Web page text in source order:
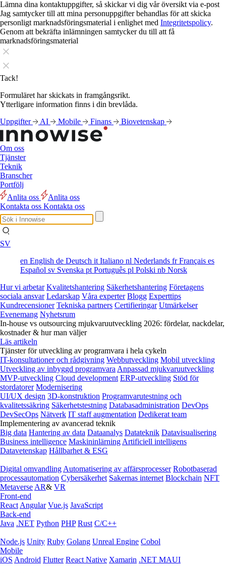
Lämna dina kontaktuppgifter, så skickar vi dig vår översikt via e-post
Jag samtycker till att mina personuppgifter behandlas för att skicka
personligt marknadsföringsmaterial i enlighet med Integritetspolicy.
Genom att bekräfta inlämningen samtycker du till att få
marknadsföringsmaterial
Tack!
Formuläret har skickats in framgångsrikt.
Ytterligare information finns i din brevlåda.
Uppgifter
AI Mobile Finans Biovetenskap
Om oss
Tjänster
Teknik
Branscher
Portfölj
Anlita oss
Anlita oss
Kontakta oss Kontakta oss
SV
en English de Deutsch it Italiano nl Nederlands frFrançais es
Español sv Svenska pt Português pl Polski nb Norsk
Hur vi arbetar Kvalitetshantering Säkerhetshantering Företagens
sociala ansvar Ledarskap Våra experter Blogg Experttips
Kundrecensioner Tekniska partners Certifieringar Utmärkelser
Evenemang Nyhetsrum
In-house vs outsourcing mjukvaruutveckling 2026: fördelar, nackdelar,
kostnader & hur man väljer
Läs artikeln
Tjänster för utveckling av programvara i hela cykeln
IT-konsultationer och rådgivning Webbutveckling Mobil utveckling
Utveckling av inbyggd programvara Anpassad mjukvaruutveckling
MVP-utveckling Cloud development ERP-utveckling Stöd för
stordatorer Modernisering
UI/UX design 3D-konstruktion Programvarutestning och
kvalitetssäkring Säkerhetstestning Databasadministration DevOps
DevSecOps Nätverk IT staff augmentation Dedikerat team
Implementering av avancerad teknik
Big data Hantering av data Dataanalys Datateknik Datavisualisering
Business intelligence Maskininlärning Artificiell intelligens
Datavetenskap Hållbarhet & ESG
Digital omvandling Automatisering av affärsprocesser Robotbaserad
processautomation Cybersäkerhet Sakernas internet Blockchain NFT
Metaverse AR& VR
Front-end
React Angular Vue.js JavaScript
Back-end
Java .NET Python PHP Rust C/C++
Node.js Unity Ruby Golang Unreal Engine Cobol
Mobile
iOS Android Flutter React Native Xamarin .NET MAUI